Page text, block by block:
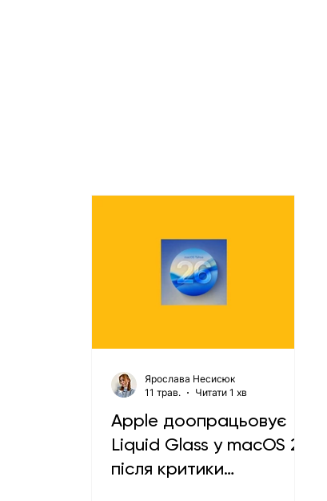
Apple доопрацьовує
Liquid Glass у macOS 27
після критики
Ярослава Несисюк
11 трав.
Читати 1 хв